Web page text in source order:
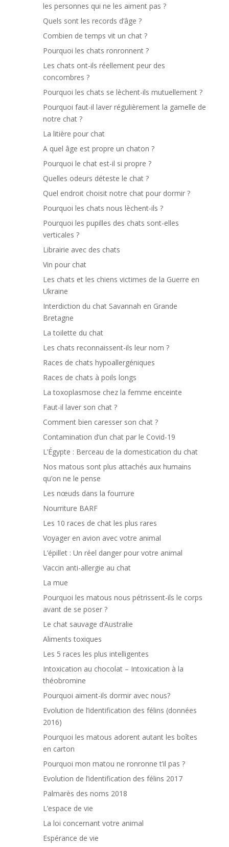
les personnes qui ne les aiment pas ?
Quels sont les records d’âge ?
Combien de temps vit un chat ?
Pourquoi les chats ronronnent ?
Les chats ont-ils réellement peur des
concombres ?
Pourquoi les chats se lèchent-ils mutuellement ?
Pourquoi faut-il laver régulièrement la gamelle de
notre chat ?
La litière pour chat
A quel âge est propre un chaton ?
Pourquoi le chat est-il si propre ?
Quelles odeurs déteste le chat ?
Quel endroit choisit notre chat pour dormir ?
Pourquoi les chats nous lèchent-ils ?
Pourquoi les pupilles des chats sont-elles
verticales ?
Librairie avec des chats
Vin pour chat
Les chats et les chiens victimes de la Guerre en
Ukraine
Interdiction du chat Savannah en Grande
Bretagne
La toilette du chat
Les chats reconnaissent-ils leur nom ?
Races de chats hypoallergéniques
Races de chats à poils longs
La toxoplasmose chez la femme enceinte
Faut-il laver son chat ?
Comment bien caresser son chat ?
Contamination d’un chat par le Covid-19
L’Égypte : Berceau de la domestication du chat
Nos matous sont plus attachés aux humains
qu’on ne le pense
Les nœuds dans la fourrure
Nourriture BARF
Les 10 races de chat les plus rares
Voyager en avion avec votre animal
L’épillet : Un réel danger pour votre animal
Vaccin anti-allergie au chat
La mue
Pourquoi les matous nous pétrissent-ils le corps
avant de se poser ?
Le chat sauvage d’Australie
Aliments toxiques
Les 5 races les plus intelligentes
Intoxication au chocolat – Intoxication à la
théobromine
Pourquoi aiment-ils dormir avec nous?
Evolution de l’identification des félins (données
2016)
Pourquoi les matous adorent autant les boîtes
en carton
Pourquoi mon matou ne ronronne t’il pas ?
Evolution de l’identification des félins 2017
Palmarès des noms 2018
L’espace de vie
La loi concernant votre animal
Espérance de vie